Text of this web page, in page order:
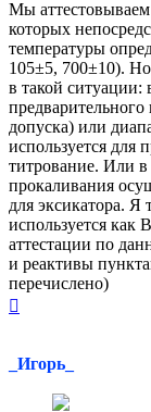
Мы
которых
температуры
105±5, 700±10).
в такой ситуации:
допуска) или
используется для
титрование. Или в
прокаливания
для эксикатора.
используется как
аттестации по
и реактивы
перечислено)
_Игорь_